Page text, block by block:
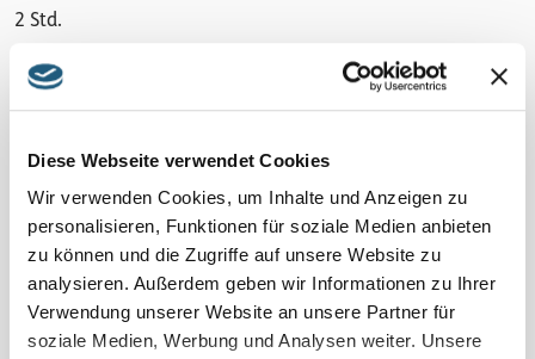
Diese Webseite verwendet Cookies
Wir verwenden Cookies, um Inhalte und Anzeigen zu
personalisieren, Funktionen für soziale Medien anbieten
zu können und die Zugriffe auf unsere Website zu
analysieren. Außerdem geben wir Informationen zu Ihrer
Verwendung unserer Website an unsere Partner für
soziale Medien, Werbung und Analysen weiter. Unsere
2 Std.
Region
Blaues Band und Thüringer Meer
Kosten pro Person
15 € inkl. Skript
Anmeldung
Ja, wichtig! Bitte melden Sie sich bei den Veranstaltenden
an! Hier erfahren Sie auch mögliche Änderungen. Ohne
Anmeldungen finden einzelne Veranstaltungen nicht statt.